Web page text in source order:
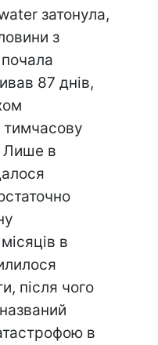
затонула,
з
87 днів,
тимчасову
Лише в
в
після чого
в